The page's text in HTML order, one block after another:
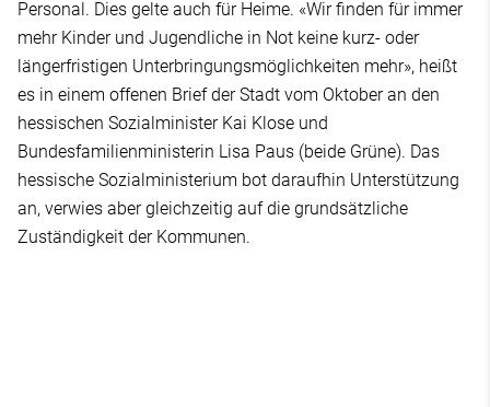
Personal. Dies gelte auch für Heime. «Wir finden für immer
mehr Kinder und Jugendliche in Not keine kurz- oder
längerfristigen Unterbringungsmöglichkeiten mehr», heißt
es in einem offenen Brief der Stadt vom Oktober an den
hessischen Sozialminister Kai Klose und
Bundesfamilienministerin Lisa Paus (beide Grüne). Das
hessische Sozialministerium bot daraufhin Unterstützung
an, verwies aber gleichzeitig auf die grundsätzliche
Zuständigkeit der Kommunen.